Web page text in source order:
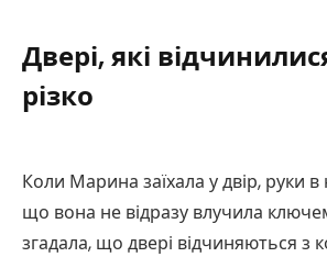
Двері, які
різко
Коли Марина заїхала у двір, руки в
що вона не відразу влучила
згадала, що двері відчиняються з